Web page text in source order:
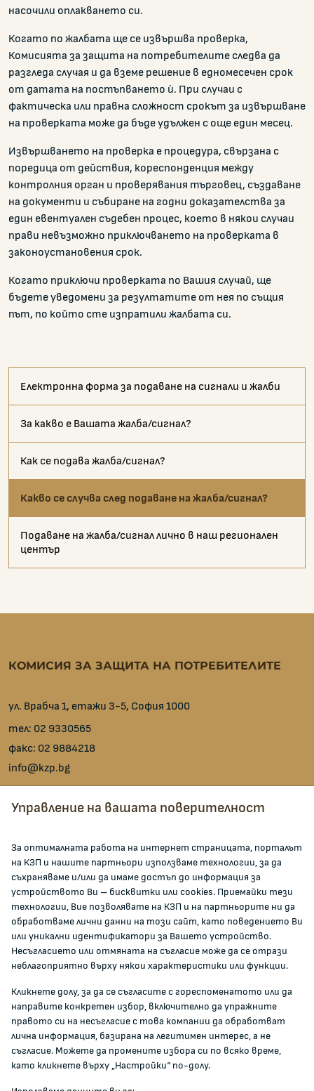
насочили оплакването си.
Когато по жалбата ще се извършва проверка,
Комисията за защита на потребителите следва да
разгледа случая и да вземе решение в едномесечен срок
от датата на постъпването ѝ. При случаи с
фактическа или правна сложност срокът за извършване
на проверката може да бъде удължен с още един месец.
Извършването на проверка е процедура, свързана с
поредица от действия, кореспонденция между
контролния орган и проверявания търговец, създаване
на документи и събиране на годни доказателства за
един евентуален съдебен процес, което в някои случаи
прави невъзможно приключването на проверката в
законоустановения срок.
Когато приключи проверката по Вашия случай, ще
бъдете уведомени за резултатите от нея по същия
път, по който сте изпратили жалбата си.
Електронна форма за подаване на сигнали и жалби
За какво е Вашата жалба/сигнал?
Как се подава жалба/сигнал?
Какво се случва след подаване на жалба/сигнал?
Подаване на жалба/сигнал лично в наш регионален
център
КОМИСИЯ ЗА ЗАЩИТА НА ПОТРЕБИТЕЛИТЕ
ул. Врабча 1, етажи 3-5, София 1000
тел: 02 9330565
факс: 02 9884218
info@kzp.bg
Всички контакти
ЗА КОМИСИЯТА
За КЗП
Кои сме ние
Кариери
Документи и други актове
Информация
Полезни връзки
ЖАЛБИ И РЕГИСТРИ
Управление на вашата поверителност
За оптималната работа на интернет страницата, порталът
на КЗП и нашите партньори използваме технологии, за да
съхраняваме и/или да имаме достъп до информация за
устройството Ви – бисквитки или cookies. Приемайки тези
технологии, Вие позволявате на КЗП и на партньорите ни да
обработваме лични данни на този сайт, като поведението Ви
или уникални идентификатори за Вашето устройство.
Несъгласието или отмяната на съгласие може да се отрази
неблагоприятно върху някои характеристики или функции.
Кликнете долу, за да се съгласите с гореспоменатото или да
направите конкретен избор, включително да упражните
правото си на несъгласие с това компании да обработват
лична информация, базирана на легитимен интерес, а не
съгласие. Можете да промените избора си по всяко време,
като кликнете върху „Настройки“ по-долу.